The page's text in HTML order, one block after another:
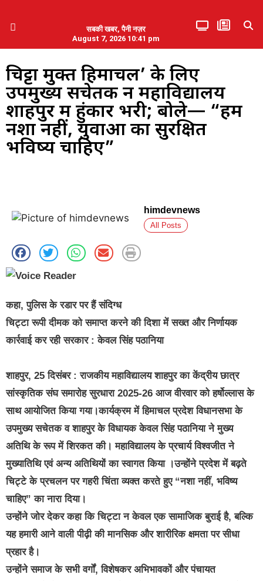
सबकी खबर, पैनी नज़र
August 7, 2026 10:41 pm
चिट्टा मुक्त हिमाचल’ के लिए
उपमुख्य सचेतक नें महाविद्यालय
शाहपुर में हुंकार भरी; बोले— “हमें
नशा नहीं, युवाओं का सुरक्षित
भविष्य चाहिए”
himdevnews
All Posts
कहा, पुलिस के रडार पर हैं संदिग्ध
चिट्टा रूपी दीमक को समाप्त करने की दिशा में सख्त और निर्णायक
कार्रवाई कर रही सरकार : केवल सिंह पठानिया
शाहपुर, 25 दिसंबर : राजकीय महाविद्यालय शाहपुर का केंद्रीय छात्र
सांस्कृतिक संघ समारोह सुरधारा 2025-26 आज वीरवार को हर्षोल्लास के
साथ आयोजित किया गया।कार्यक्रम में हिमाचल प्रदेश विधानसभा के
उपमुख्य सचेतक व शाहपुर के विधायक केवल सिंह पठानिया ने मुख्य
अतिथि के रूप में शिरकत की। महाविद्यालय के प्रचार्य विश्वजीत ने
मुख्यातिथि एवं अन्य अतिथियों का स्वागत किया ।उन्होंने प्रदेश में बढ़ते
चिट्टे के प्रचलन पर गहरी चिंता व्यक्त करते हुए “नशा नहीं, भविष्य
चाहिए” का नारा दिया।
उन्होंने जोर देकर कहा कि चिट्टा न केवल एक सामाजिक बुराई है, बल्कि
यह हमारी आने वाली पीढ़ी की मानसिक और शारीरिक क्षमता पर सीधा
प्रहार है।
उन्होंने समाज के सभी वर्गों, विशेषकर अभिभावकों और पंचायत